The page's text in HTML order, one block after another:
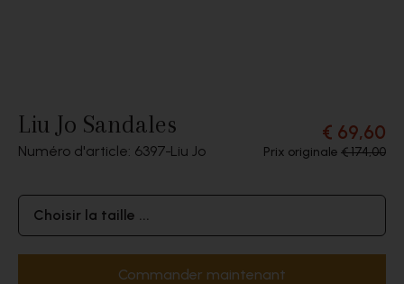
Liu Jo Sandales
Numéro d'article: 6397 Liu Jo
€ 69,60
Prix originale € 174,00
Choisir la taille ...
Commander maintenant